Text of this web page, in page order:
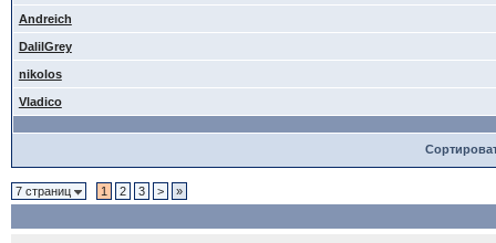
Andreich
DalilGrey
nikolos
Vladico
7 страниц 1 2 3 > »